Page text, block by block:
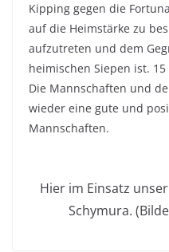
Kipping gegen die
auf die Heimstärke zu
aufzutreten und dem
heimischen Siepen ist.
Die Mannschaften und
wieder eine gute und
Mannschaften.
Hier im Einsatz
Schymura.